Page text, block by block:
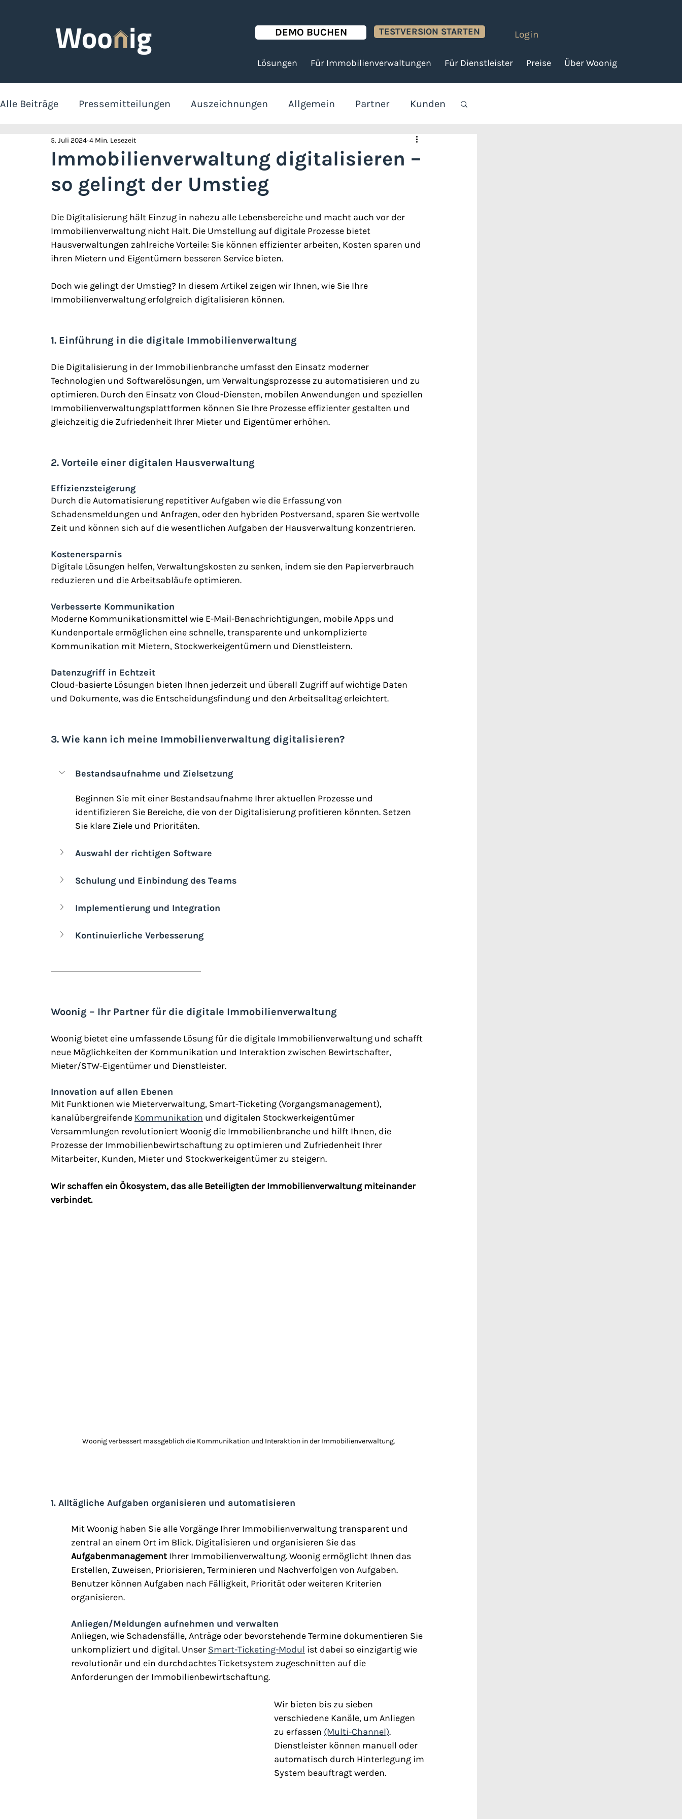
Lösungen Für Immobilienverwaltungen Für Dienstleister Preise Über Woonig
Login
TESTVERSION STARTEN
DEMO BUCHEN
Alle Beiträge Pressemitteilungen Auszeichnungen Allgemein Partner Kunden
Produktfeatures Mieter
Immobilienverwaltung digitalisieren –
so gelingt der Umstieg
5. Juli 2024 4 Min. Lesezeit
Die Digitalisierung hält Einzug in nahezu alle Lebensbereiche und macht auch vor der
Immobilienverwaltung nicht Halt. Die Umstellung auf digitale Prozesse bietet
Hausverwaltungen zahlreiche Vorteile: Sie können effizienter arbeiten, Kosten sparen und
ihren Mietern und Eigentümern besseren Service bieten.
Doch wie gelingt der Umstieg? In diesem Artikel zeigen wir Ihnen, wie Sie Ihre
Immobilienverwaltung erfolgreich digitalisieren können.
1. Einführung in die digitale Immobilienverwaltung
Die Digitalisierung in der Immobilienbranche umfasst den Einsatz moderner
Technologien und Softwarelösungen, um Verwaltungsprozesse zu automatisieren und zu
optimieren. Durch den Einsatz von Cloud-Diensten, mobilen Anwendungen und speziellen
Immobilienverwaltungsplattformen können Sie Ihre Prozesse effizienter gestalten und
gleichzeitig die Zufriedenheit Ihrer Mieter und Eigentümer erhöhen.
2. Vorteile einer digitalen Hausverwaltung
Effizienzsteigerung
Durch die Automatisierung repetitiver Aufgaben wie die Erfassung von
Schadensmeldungen und Anfragen, oder den hybriden Postversand, sparen Sie wertvolle
Zeit und können sich auf die wesentlichen Aufgaben der Hausverwaltung konzentrieren.
Kostenersparnis
Digitale Lösungen helfen, Verwaltungskosten zu senken, indem sie den Papierverbrauch
reduzieren und die Arbeitsabläufe optimieren.
Verbesserte Kommunikation
Moderne Kommunikationsmittel wie E-Mail-Benachrichtigungen, mobile Apps und
Kundenportale ermöglichen eine schnelle, transparente und unkomplizierte
Kommunikation mit Mietern, Stockwerkeigentümern und Dienstleistern.
Datenzugriff in Echtzeit
Cloud-basierte Lösungen bieten Ihnen jederzeit und überall Zugriff auf wichtige Daten
und Dokumente, was die Entscheidungsfindung und den Arbeitsalltag erleichtert.
3. Wie kann ich meine Immobilienverwaltung digitalisieren?
Bestandsaufnahme und Zielsetzung
Beginnen Sie mit einer Bestandsaufnahme Ihrer aktuellen Prozesse und
identifizieren Sie Bereiche, die von der Digitalisierung profitieren könnten. Setzen
Sie klare Ziele und Prioritäten.
Auswahl der richtigen Software
Schulung und Einbindung des Teams
Implementierung und Integration
Kontinuierliche Verbesserung
Woonig – Ihr Partner für die digitale Immobilienverwaltung
Woonig bietet eine umfassende Lösung für die digitale Immobilienverwaltung und schafft
neue Möglichkeiten der Kommunikation und Interaktion zwischen Bewirtschafter,
Mieter/STW-Eigentümer und Dienstleister.
Innovation auf allen Ebenen
Mit Funktionen wie Mieterverwaltung, Smart-Ticketing (Vorgangsmanagement),
kanalübergreifende Kommunikation und digitalen Stockwerkeigentümer
Versammlungen revolutioniert Woonig die Immobilienbranche und hilft Ihnen, die
Prozesse der Immobilienbewirtschaftung zu optimieren und Zufriedenheit Ihrer
Mitarbeiter, Kunden, Mieter und Stockwerkeigentümer zu steigern.
Wir schaffen ein Ökosystem, das alle Beteiligten der Immobilienverwaltung miteinander
verbindet.
Woonig verbessert massgeblich die Kommunikation und Interaktion in der Immobilienverwaltung.
1. Alltägliche Aufgaben organisieren und automatisieren
Mit Woonig haben Sie alle Vorgänge Ihrer Immobilienverwaltung transparent und
zentral an einem Ort im Blick. Digitalisieren und organisieren Sie das
Aufgabenmanagement Ihrer Immobilienverwaltung. Woonig ermöglicht Ihnen das
Erstellen, Zuweisen, Priorisieren, Terminieren und Nachverfolgen von Aufgaben.
Benutzer können Aufgaben nach Fälligkeit, Priorität oder weiteren Kriterien
organisieren.
Anliegen/Meldungen aufnehmen und verwalten
Anliegen, wie Schadensfälle, Anträge oder bevorstehende Termine dokumentieren Sie
unkompliziert und digital. Unser Smart-Ticketing-Modul ist dabei so einzigartig wie
revolutionär und ein durchdachtes Ticketsystem zugeschnitten auf die
Anforderungen der Immobilienbewirtschaftung.
Wir bieten bis zu sieben
verschiedene Kanäle, um Anliegen
zu erfassen (Multi-Channel).
Dienstleister können manuell oder
automatisch durch Hinterlegung im
System beauftragt werden.